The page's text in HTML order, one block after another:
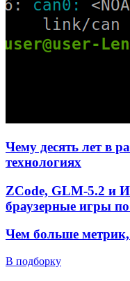
Чему десять лет в
технологиях
ZCode, GLM-5.2 и
браузерные игры
Чем больше
В подборку